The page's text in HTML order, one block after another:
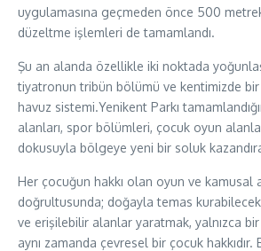
uygulamasına geçmeden önce 500
düzeltme işlemleri de tamamlandı.
Şu an alanda özellikle iki noktada
tiyatronun tribün bölümü ve kentimizde
havuz sistemi.Yenikent Parkı
alanları, spor bölümleri, çocuk oyun
dokusuyla bölgeye yeni bir soluk
Her çocuğun hakkı olan oyun ve kamusal
doğrultusunda; doğayla temas
ve erişilebilir alanlar yaratmak, yalnızca
aynı zamanda çevresel bir çocuk hakkıdır.